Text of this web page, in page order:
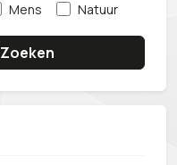
Mens Natuur
Zoeken